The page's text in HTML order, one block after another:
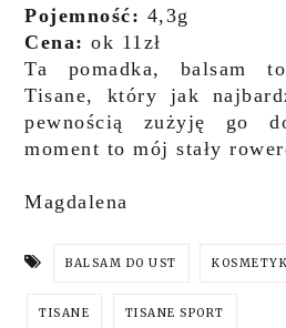
Pojemność: 4,3g
Cena: ok 11zł
Ta pomadka, balsam
Tisane, który jak
pewnością zużyję go
moment to mój stały
Magdalena
BALSAM DO UST
TISANE TISANE SPORT